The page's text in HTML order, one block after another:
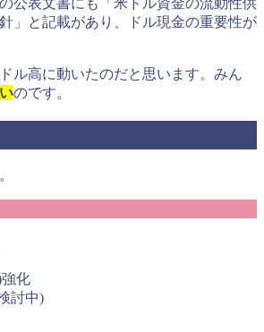
」と記載があり、ドル現金の重要性が
ル高に動いたのだと思います。みん
のです。
化
討中)